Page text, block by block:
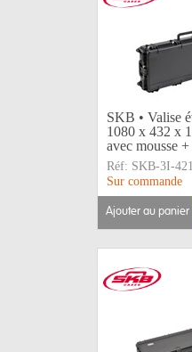
SKB • Valise
1080 x 432 x
avec mousse
Réf: SKB-3I-
Sur commande
ajouter au panier